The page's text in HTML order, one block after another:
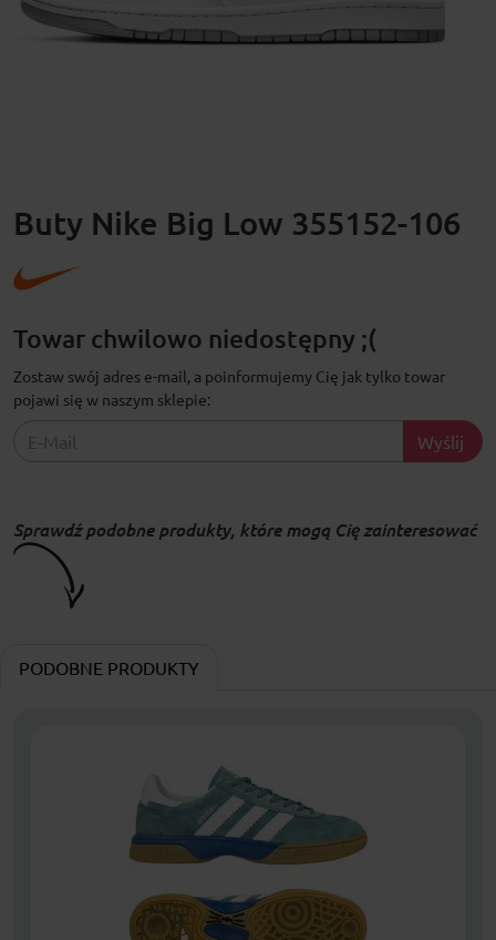
Buty Nike Big Low 355152-106
Towar chwilowo niedostępny ;(
Zostaw swój adres e-mail, a poinformujemy Cię jak tylko towar
pojawi się w naszym sklepie:
Wyślij
Sprawdź podobne produkty, które mogą Cię zainteresować
PODOBNE PRODUKTY